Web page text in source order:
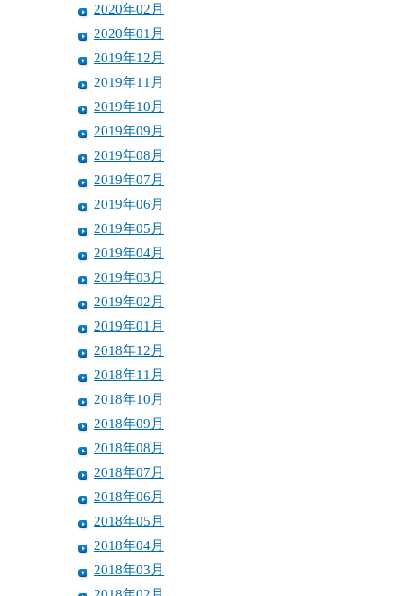
2020年02月
2020年01月
2019年12月
2019年11月
2019年10月
2019年09月
2019年08月
2019年07月
2019年06月
2019年05月
2019年04月
2019年03月
2019年02月
2019年01月
2018年12月
2018年11月
2018年10月
2018年09月
2018年08月
2018年07月
2018年06月
2018年05月
2018年04月
2018年03月